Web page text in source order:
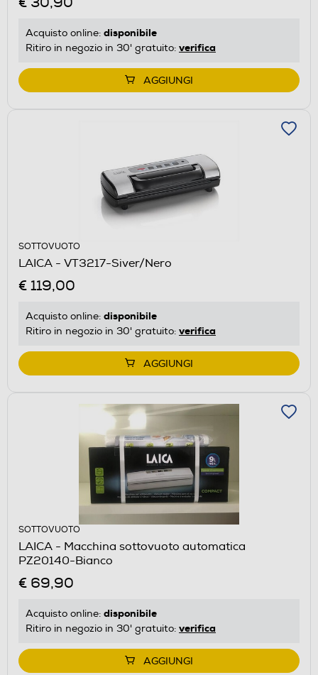
Acquisto online: disponibile
Ritiro in negozio in 30' gratuito: verifica
AGGIUNGI
SOTTOVUOTO
LAICA - VT3217-Siver/Nero
€ 119,00
Acquisto online: disponibile
Ritiro in negozio in 30' gratuito: verifica
AGGIUNGI
SOTTOVUOTO
LAICA - Macchina sottovuoto automatica
PZ20140-Bianco
€ 69,90
Acquisto online: disponibile
Ritiro in negozio in 30' gratuito: verifica
AGGIUNGI